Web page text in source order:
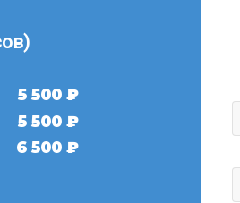
5 500 ₽
5 500 ₽
6 500 ₽